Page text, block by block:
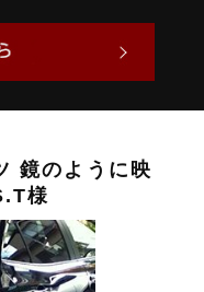
鏡のように映
様